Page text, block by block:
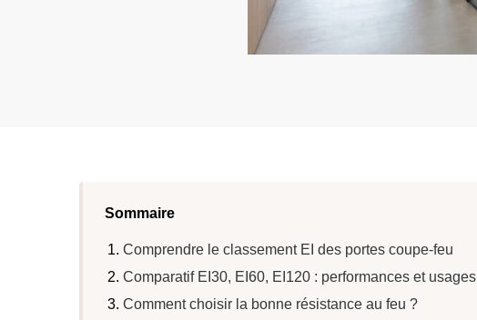
Sommaire
Comprendre le classement EI des portes coupe-feu
Comparatif EI30, EI60, EI120 : performances et usages
Comment choisir la bonne résistance au feu ?